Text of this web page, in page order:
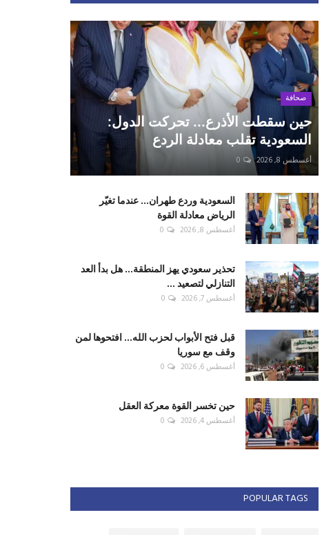
صحافة
حين سقطت الأذرع... تحركت الدول:
السعودية تقلب معادلة الردع
أغسطس 8, 2026 0
السعودية وردع طهران... عندما تغيّر
الرياض معادلة القوة
أغسطس 8, 2026 0
تحذير سعودي يهز المنطقة... هل بدأ العد
التنازلي لتصعيد ...
أغسطس 7, 2026 0
قبل فتح الأبواب لحزب الله... افتحوها لمن
وقف مع سوريا
أغسطس 6, 2026 0
حين تخسر القوة معركة العقل
أغسطس 4, 2026 0
POPULAR TAGS